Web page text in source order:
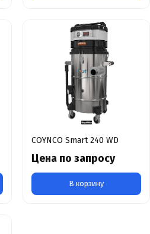
COYNCO Smart 240 WD
Цена по запросу
В корзину